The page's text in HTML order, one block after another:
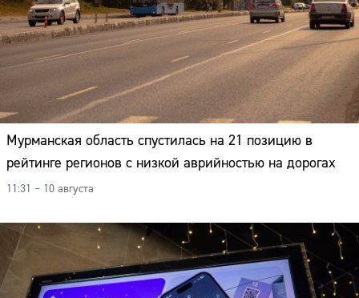
Мурманская область спустилась на 21 позицию в
рейтинге регионов с низкой аврийностью на дорогах
11:31 – 10 августа